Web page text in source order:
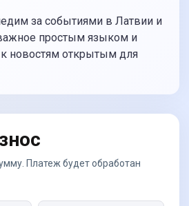
за событиями в Латвии и
простым языком и
новостям открытым для
Платеж будет обработан